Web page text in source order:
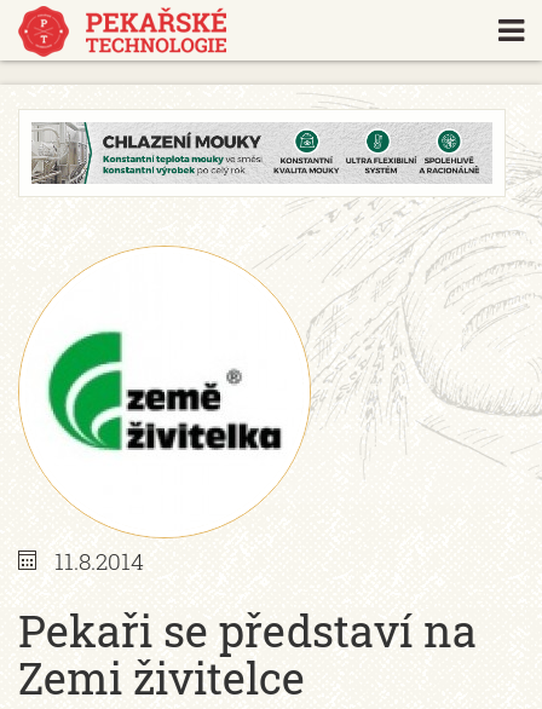
https://www.traditionrolex.com/18
11.8.2014
Pekaři se představí na
Zemi živitelce